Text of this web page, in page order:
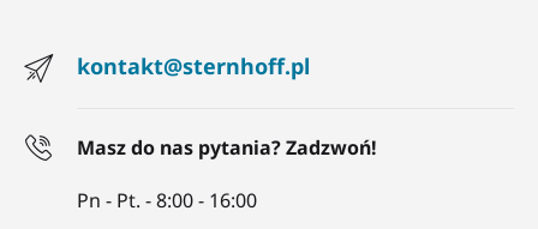
kontakt@sternhoff.pl
Masz do nas pytania? Zadzwoń!
Pn - Pt. - 8:00 - 16:00